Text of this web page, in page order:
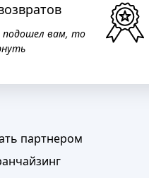
подошел вам, то
партнером